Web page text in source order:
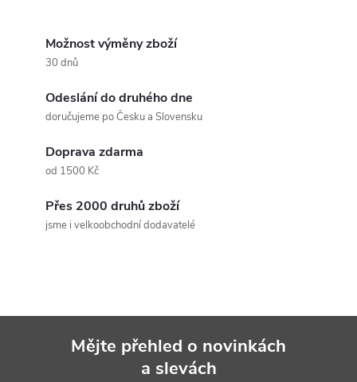
Možnost výměny zboží
30 dnů
Odeslání do druhého dne
doručujeme po Česku a Slovensku
Doprava zdarma
od 1500 Kč
Přes 2000 druhů zboží
jsme i velkoobchodní dodavatelé
Mějte přehled o novinkách
a slevách